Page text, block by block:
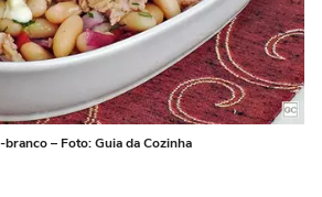
– Foto: Guia da Cozinha